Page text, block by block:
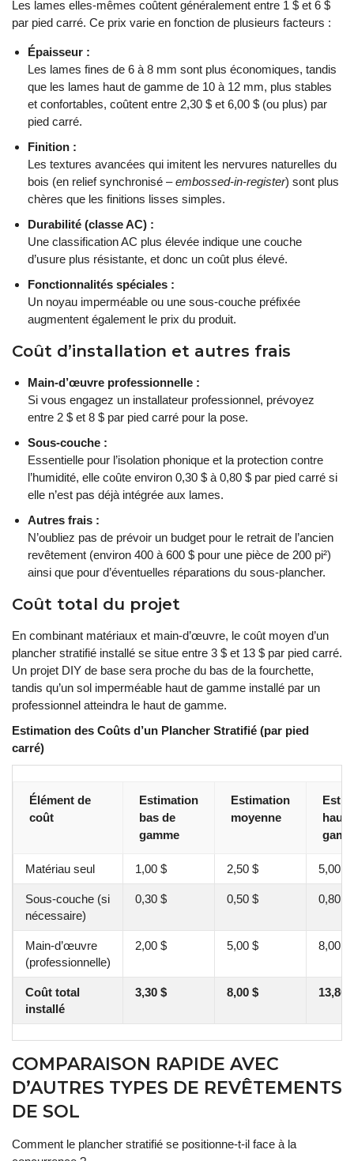
Les lames elles-mêmes coûtent généralement entre 1 $ et 6 $
par pied carré. Ce prix varie en fonction de plusieurs facteurs :
Épaisseur :
Les lames fines de 6 à 8 mm sont plus économiques, tandis
que les lames haut de gamme de 10 à 12 mm, plus stables
et confortables, coûtent entre 2,30 $ et 6,00 $ (ou plus) par
pied carré.
Finition :
Les textures avancées qui imitent les nervures naturelles du
bois (en relief synchronisé –embossed-in-register) sont plus
chères que les finitions lisses simples.
Durabilité (classe AC) :
Une classification AC plus élevée indique une couche
d’usure plus résistante, et donc un coût plus élevé.
Fonctionnalités spéciales :
Un noyau imperméable ou une sous-couche préfixée
augmentent également le prix du produit.
Coût d’installation et autres frais
Main-d’œuvre professionnelle :
Si vous engagez un installateur professionnel, prévoyez
entre 2 $ et 8 $ par pied carré pour la pose.
Sous-couche :
Essentielle pour l’isolation phonique et la protection contre
l’humidité, elle coûte environ 0,30 $ à 0,80 $ par pied carré si
elle n’est pas déjà intégrée aux lames.
Autres frais :
N’oubliez pas de prévoir un budget pour le retrait de l’ancien
revêtement (environ 400 à 600 $ pour une pièce de 200 pi²)
ainsi que pour d’éventuelles réparations du sous-plancher.
Coût total du projet
En combinant matériaux et main-d’œuvre, le coût moyen d’un
plancher stratifié installé se situe entre 3 $ et 13 $ par pied carré.
Un projet DIY de base sera proche du bas de la fourchette,
tandis qu’un sol imperméable haut de gamme installé par un
professionnel atteindra le haut de gamme.
Estimation des Coûts d’un Plancher Stratifié (par pied
carré)
Élément de
coût
Estimation
bas de
gamme
Estimation
moyenne
haut
Matériau seul 1,00 $ 2,50 $ 5,00 $
Sous-couche (si
nécessaire)
0,30 $ 0,50 $ 0,80 $
Main-d’œuvre
(professionnelle)
2,00 $ 5,00 $ 8,00 $
Coût total
installé
3,30 $ 8,00 $ 13,80
COMPARAISON RAPIDE AVEC
D’AUTRES TYPES DE REVÊTEMENTS
DE SOL
Comment le plancher stratifié se positionne-t-il face à la